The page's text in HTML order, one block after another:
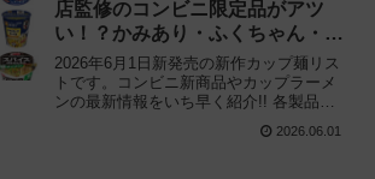
店監修のコンビニ限定品がアツ
い！？かみあり・ふくちゃん・さ
くら井など注目の新作まとめ！
2026年6月1日新発売の新作カップ麺リス
トです。コンビニ新商品やカップラーメ
ンの最新情報をいち早く紹介!! 各製品の
の新作情報もありますので、カップ麺の
2026.06.01